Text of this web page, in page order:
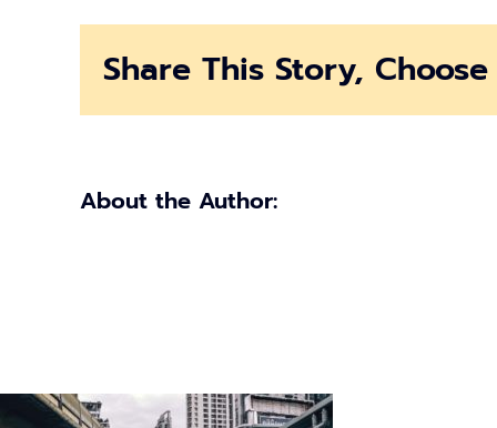
มิถุนายน
2563
Share This Story,
About the Author: